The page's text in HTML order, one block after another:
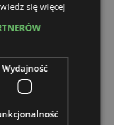
Medien Sp. z
iż podanie przeze mnie
iż zostałem
do moich danych
tym celu możesz
informacji
Medien Sp. z
się więcej
Wydajność